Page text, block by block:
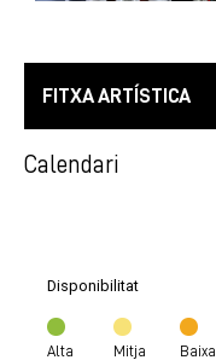
FITXA ARTÍSTICA
Calendari
Disponibilitat
Alta Mitja Baixa